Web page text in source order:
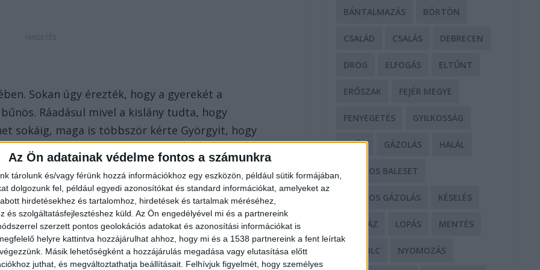
Az Ön adatainak védelme fontos a számunkra
tárolunk és/vagy férünk hozzá információkhoz egy eszközön, például sütik formájában,
dolgozunk fel, például egyedi azonosítókat és standard információkat, amelyeket az
hirdetésekhez és tartalomhoz, hirdetések és tartalmak méréséhez,
és szolgáltatásfejlesztéshez küld. Az Ön engedélyével mi és a partnereink
szerzett pontos geolokációs adatokat és azonosítási információkat is
helyre kattintva hozzájárulhat ahhoz, hogy mi és a 1538 partnereink a fent leírtak
Másik lehetőségként a hozzájárulás megadása vagy elutasítása előtt
juthat, és megváltoztathatja beállításait. Felhívjuk figyelmét, hogy személyes
Sokan úgy érezték, hogy a gyerekét a
Ráadásul mivel a kislány tudta, hogy
sokáig, maga is többször kérte Györgyit, hogy
miután a kór már a belső szerveit támadta.
egyébként is bekövetkezett volna.
indokkal, hogy külföldön tervezik kezeltetni,
BÁNTALMAZÁS BÖRTÖN
CSALÁD CSALÁS DEBRECEN
DROG ELFOGÁS ELTŰNT
ERŐSZAK FEJÉR MEGYE
FENYEGETÉS GYILKOSSÁG
GYŐR GÁZOLÁS HALÁL
HALÁLOS BALESET
HALÁLOS GÁZOLÁS KÉSELÉS
KÓRHÁZ LOPÁS MENTÉS
MISKOLC NYOMOZÁS